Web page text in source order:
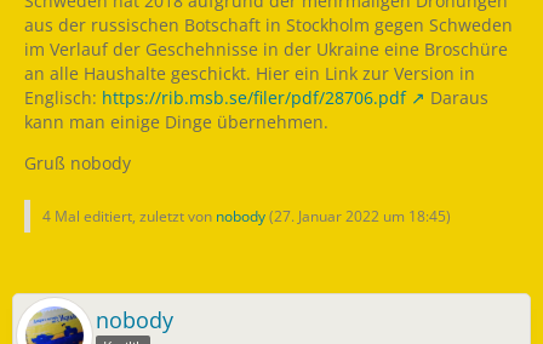
aus der russischen Botschaft in Stockholm gegen Schweden
im Verlauf der Geschehnisse in der Ukraine eine Broschüre
an alle Haushalte geschickt. Hier ein Link zur Version in
Englisch: https://rib.msb.se/filer/pdf/28706.pdf
Daraus
kann man einige Dinge übernehmen.
Gruß nobody
4 Mal editiert, zuletzt von nobody(27. Januar 2022 um 18:45)
nobody